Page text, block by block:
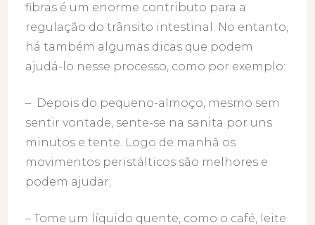
fibras é um enorme contributo para a
regulação do trânsito intestinal. No entanto,
há também algumas dicas que podem
ajudá-lo nesse processo, como por exemplo:
– Depois do pequeno-almoço, mesmo sem
sentir vontade, sente-se na sanita por uns
minutos e tente. Logo de manhã os
movimentos peristálticos são melhores e
podem ajudar;
– Tome um líquido quente, como o café, leite